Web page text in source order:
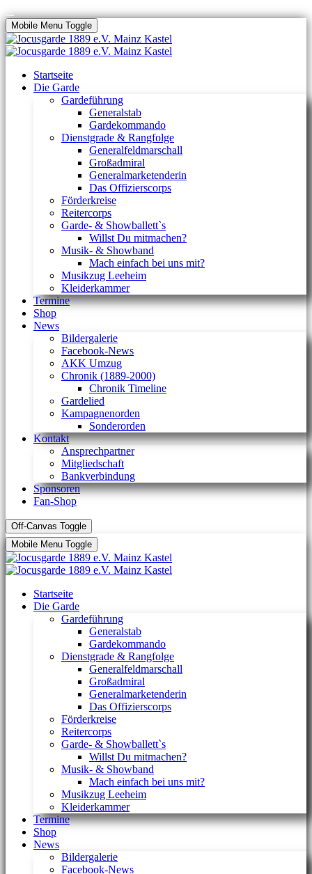
Mobile Menu Toggle
Startseite
Die Garde
Gardeführung
Generalstab
Gardekommando
Dienstgrade & Rangfolge
Generalfeldmarschall
Großadmiral
Generalmarketenderin
Das Offizierscorps
Förderkreise
Reitercorps
Garde- & Showballett`s
Willst Du mitmachen?
Musik- & Showband
Mach einfach bei uns mit?
Musikzug Leeheim
Kleiderkammer
Termine
Shop
News
Bildergalerie
Facebook-News
AKK Umzug
Chronik (1889-2000)
Chronik Timeline
Gardelied
Kampagnenorden
Sonderorden
Kontakt
Ansprechpartner
Mitgliedschaft
Bankverbindung
Sponsoren
Fan-Shop
Off-Canvas Toggle
Mobile Menu Toggle
Startseite
Die Garde
Gardeführung
Generalstab
Gardekommando
Dienstgrade & Rangfolge
Generalfeldmarschall
Großadmiral
Generalmarketenderin
Das Offizierscorps
Förderkreise
Reitercorps
Garde- & Showballett`s
Willst Du mitmachen?
Musik- & Showband
Mach einfach bei uns mit?
Musikzug Leeheim
Kleiderkammer
Termine
Shop
News
Bildergalerie
Facebook-News